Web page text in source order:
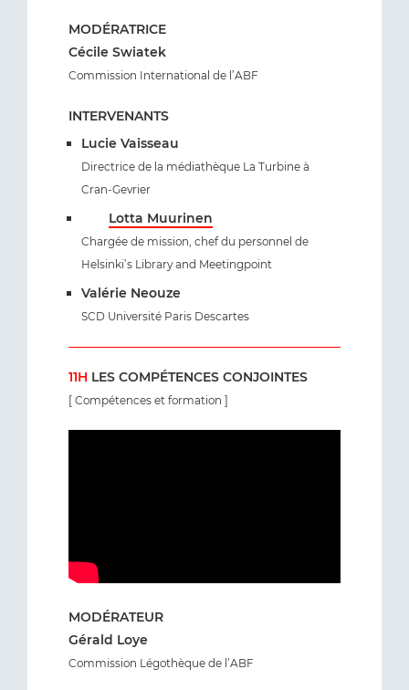
MODÉRATRICE
Cécile Swiatek
Commission International de l’ABF
INTERVENANTS
Lucie Vaisseau
Directrice de la médiathèque La Turbine à
Cran-Gevrier
Lotta Muurinen
Chargée de mission, chef du personnel de
Helsinki’s Library and Meetingpoint
Valérie Neouze
SCD Université Paris Descartes
11H LES COMPÉTENCES CONJOINTES
[ Compétences et formation ]
MODÉRATEUR
Gérald Loye
Commission Légothèque de l’ABF